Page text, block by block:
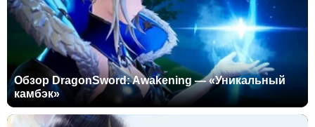
Обзор DragonSword: Awakening — «Уникальный
камбэк»